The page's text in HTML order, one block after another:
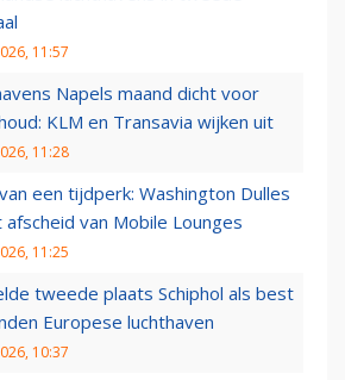
11:57
Napels maand dicht voor
KLM en Transavia wijken uit
11:28
een tijdperk: Washington Dulles
van Mobile Lounges
11:25
tweede plaats Schiphol als best
Europese luchthaven
10:37